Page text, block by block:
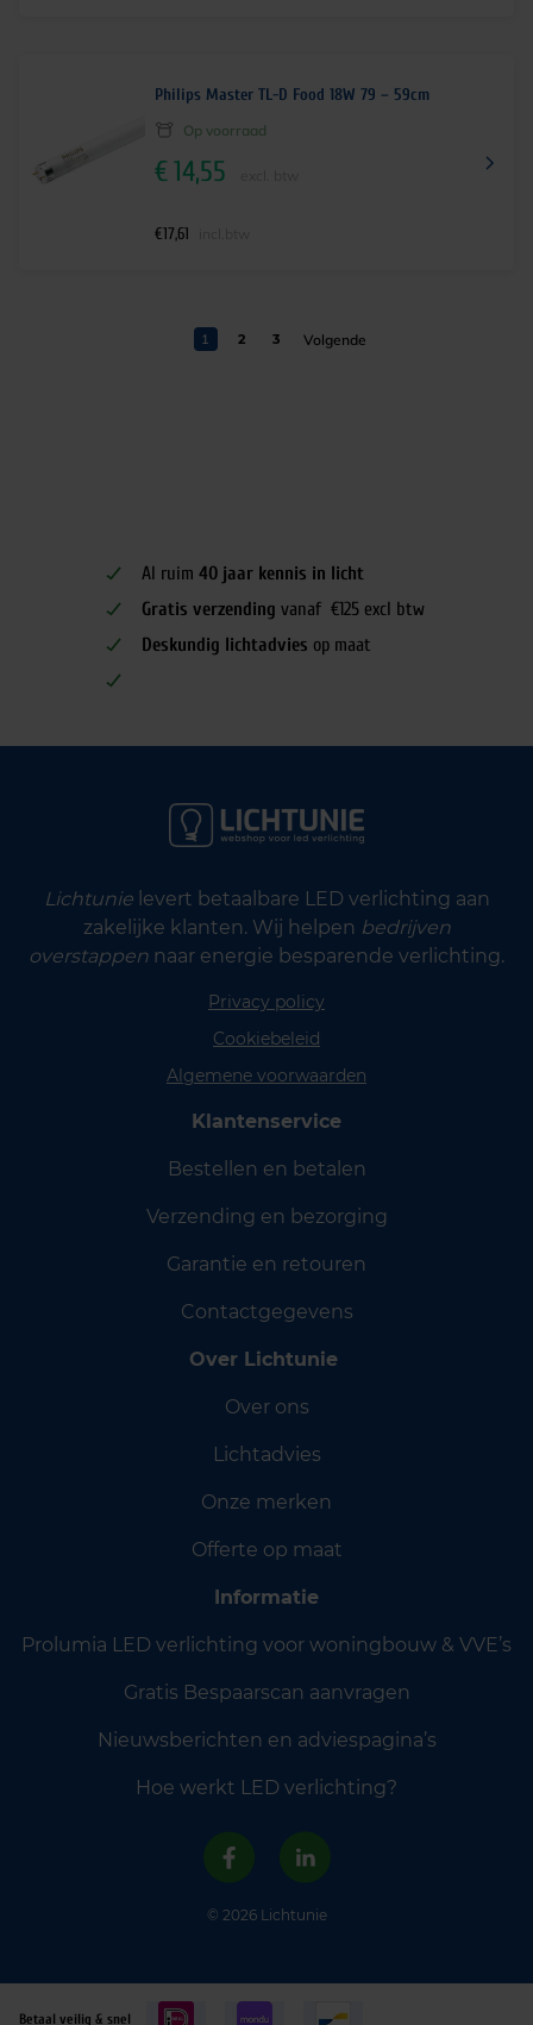
Philips Master TL-D Food 18W 79 – 59cm
Op voorraad
€14,55
€17,61
1 2 3
Al ruim 40 jaar kennis in licht
Gratis verzending vanaf €125 excl btw
Deskundig lichtadvies op maat
Lichtunielevert betaalbare LED verlichting aan
zakelijke klanten. Wij helpen bedrijven
overstappen naar energie besparende verlichting.
Privacy policy
Cookiebeleid
Algemene voorwaarden
Klantenservice
Bestellen en betalen
Verzending en bezorging
Garantie en retouren
Contactgegevens
Over Lichtunie
Over ons
Lichtadvies
Onze merken
Offerte op maat
Informatie
Prolumia LED verlichting voor woningbouw & VVE’s
Gratis Bespaarscan aanvragen
Nieuwsberichten en adviespagina’s
Hoe werkt LED verlichting?
© 2026 Lichtunie
Betaal veilig & snel